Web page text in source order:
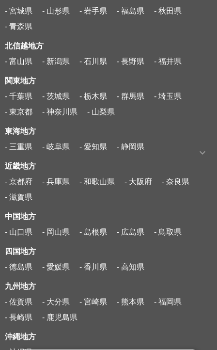
- 宮城県
- 山形県 - 岩手県 - 福島県
- 秋田県
- 青森県
北信越地方
- 富山県
- 新潟県 - 石川県 - 長野県 - 福井県
関東地方
- 千葉県
- 茨城県 - 栃木県 - 群馬県
- 埼玉県
- 東京都
- 神奈川県 - 山梨県
東海地方
- 三重県
- 岐阜県 - 愛知県 - 静岡県
近畿地方
- 京都府
- 兵庫県 - 和歌山県 - 大阪府
- 奈良県
- 滋賀県
中国地方
- 山口県
- 岡山県 - 島根県 - 広島県 - 鳥取県
四国地方
- 徳島県
- 愛媛県 - 香川県 - 高知県
九州地方
- 佐賀県
- 大分県 - 宮崎県 - 熊本県
- 福岡県
- 長崎県
- 鹿児島県
沖縄地方